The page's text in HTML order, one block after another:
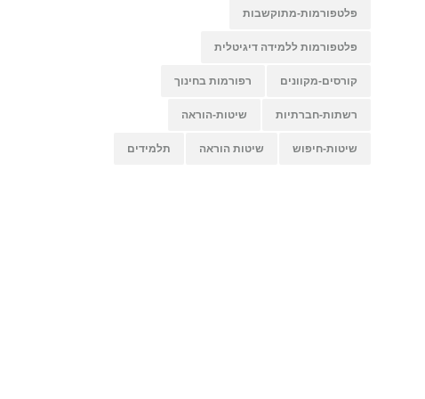
פלטפורמות-מתוקשבות
פלטפורמות ללמידה דיגיטלית
קורסים-מקוונים רפורמות בחינוך
רשתות-חברתיות שיטות-הוראה
שיטות-חיפוש שיטות הוראה תלמידים